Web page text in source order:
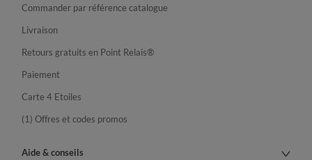
Commander par référence catalogue
Livraison
Retours gratuits en Point Relais®
Paiement
Carte 4 Etoiles
(1) Offres et codes promos
Aide & conseils